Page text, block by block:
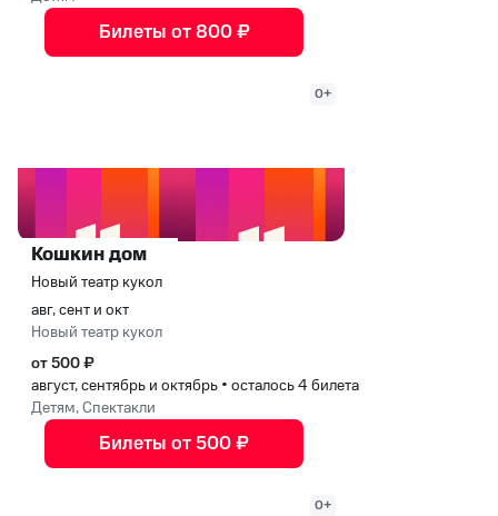
Билеты от 800 ₽
0+
Кошкин дом
Новый театр кукол
авг, сент и окт
Новый театр кукол
от 500 ₽
август, сентябрь и октябрь • осталось 4 билета
Детям, Спектакли
Билеты от 500 ₽
0+